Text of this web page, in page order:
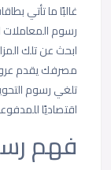
غالبًا ما تأتي
رسوم المعاملات
ابحث عن تلك
مصرفك يقدم
تلغي رسوم
اقتصاديًا
فهم